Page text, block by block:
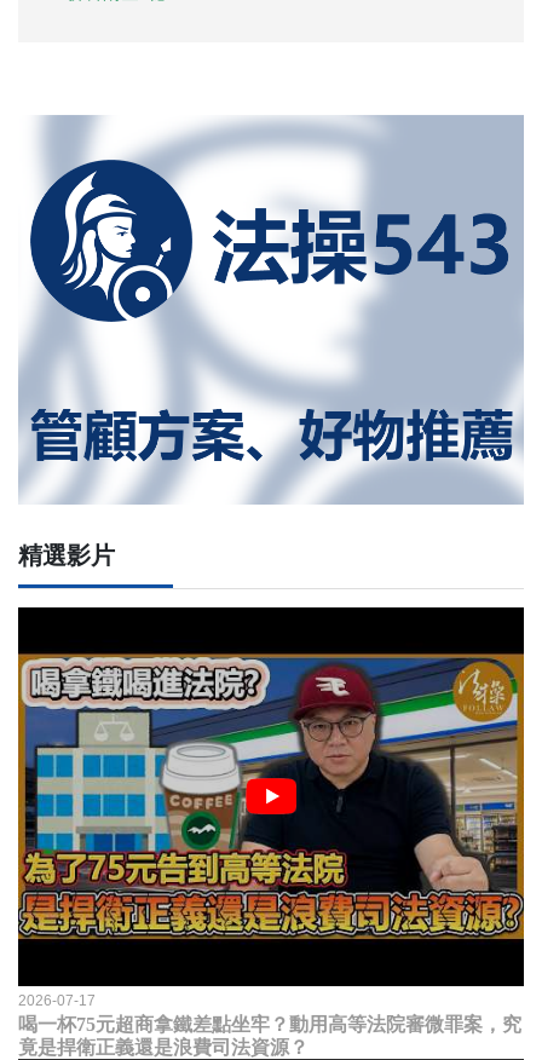
精選影片
2026-07-17
喝一杯75元超商拿鐵差點坐牢？動用高等法院審微罪案，究
竟是捍衛正義還是浪費司法資源？